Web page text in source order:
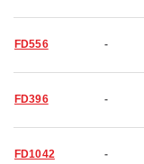
FD556 -
FD396 -
FD1042 -